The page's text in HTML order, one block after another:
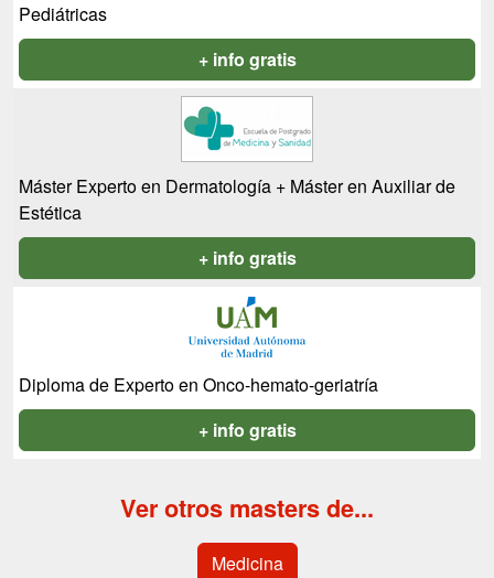
Pediátricas
+ info gratis
Máster Experto en Dermatología + Máster en Auxiliar de
Estética
+ info gratis
Diploma de Experto en Onco-hemato-geriatría
+ info gratis
Ver otros masters de...
Medicina